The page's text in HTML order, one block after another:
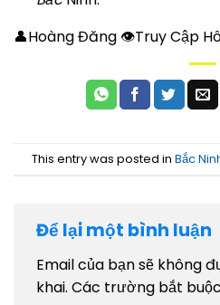
👤Hoàng Đăng 👁Truy Cập
This entry was posted in Bắc
Để lại một bình luận
Email của bạn sẽ không
khai. Các trường bắt